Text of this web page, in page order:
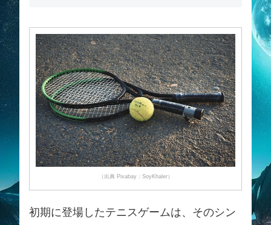
（出典 Pixabay：SoyKhaler）
初期に登場したテニスゲームは、そのシン